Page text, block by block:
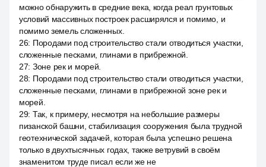
можно обнаружить в средние века, когда реал грунтовых
условий массивных построек расширялся и помимо, и
помимо земель сложенных.
26: Породами под строительство стали отводиться участки,
сложенные песками, глинами в прибрежной.
27: Зоне рек и морей.
28: Породами под строительство стали отводиться участки,
сложенные песками, глинами в прибрежной зоне рек и
морей.
29: Так, к примеру, несмотря на небольшие размеры
пизанской башни, стабилизация сооружения была трудной
геотехнической задачей, которая была успешно решена
только в двухтысячных годах, также ветрувий в своём
знаменитом труде писал если же не